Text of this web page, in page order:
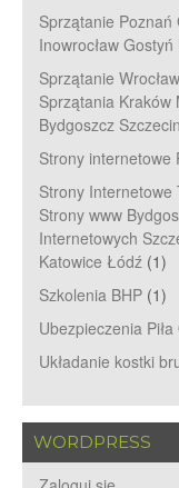
Sprzątanie Poznań
Inowrocław
Sprzątanie
Sprzątania Kraków
Bydgoszcz Szczecin
Strony internetowe
Strony Internetowe
Strony www
Internetowych
Katowice Łódź (1)
Szkolenia BHP (1)
Ubezpieczenia
Układanie kostki
WORDPRESS